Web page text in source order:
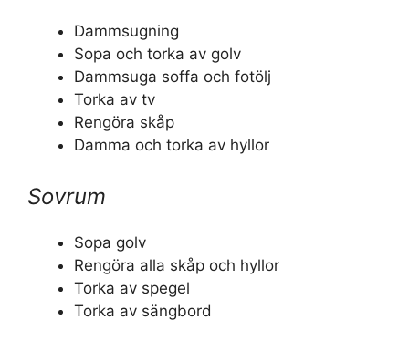
Dammsugning
Sopa och torka av golv
Dammsuga soffa och fotölj
Torka av tv
Rengöra skåp
Damma och torka av hyllor
Sovrum
Sopa golv
Rengöra alla skåp och hyllor
Torka av spegel
Torka av sängbord